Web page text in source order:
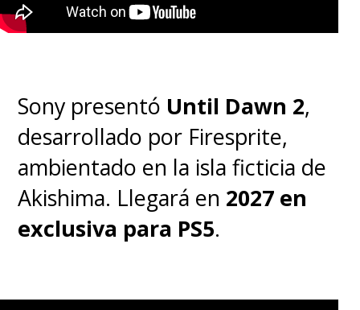
Sony presentó Until Dawn 2,
desarrollado por Firesprite,
ambientado en la isla ficticia de
Akishima. Llegará en 2027 en
exclusiva para PS5.